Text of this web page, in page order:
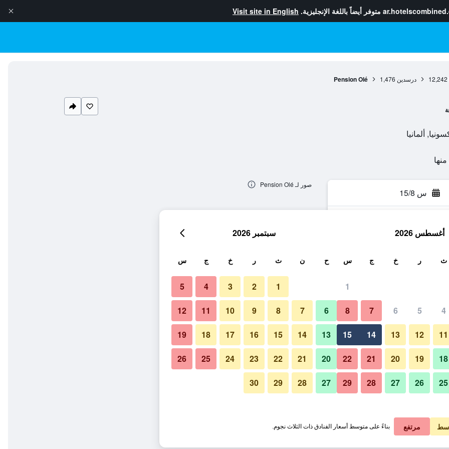
متوفر أيضاً باللغة الإنجليزية. Visit site in English
12,242 درسدين 1,476
Pension Olé
س 15/8
في الليلة
﷼ عرض الصفقة
﷼ عرض الصفقة
صور لـ Pension Olé
أغسطس 2026
ث ر خ ج س
1
4
5
6
7
8
11
12
13
14
15
18
19
20
21
22
25
26
27
28
29
سبتمبر 2026
ح ن ث ر خ ج س
1
2
3
4
5
6
7
8
9
10
11
12
13
14
15
16
17
18
19
20
21
22
23
24
25
26
27
28
29
30
مرتفع بناءً على متوسط أسعار الفنادق ذات الثلاث نجوم.